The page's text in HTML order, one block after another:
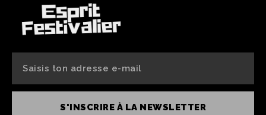
S'INSCRIRE À LA NEWSLETTER